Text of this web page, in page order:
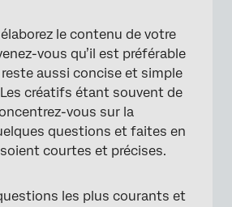
×
le contenu de votre
vous qu’il est préférable
reste aussi concise et simple
créatifs étant souvent de
vous sur la
questions et faites en
soient courtes et précises.
les plus courants et